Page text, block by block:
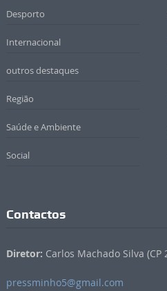
Desporto
Internacional
outros destaques
Região
Saúde e Ambiente
Social
Contactos
Diretor: Carlos Machado Silva (CP
pressminho5@gmail.com